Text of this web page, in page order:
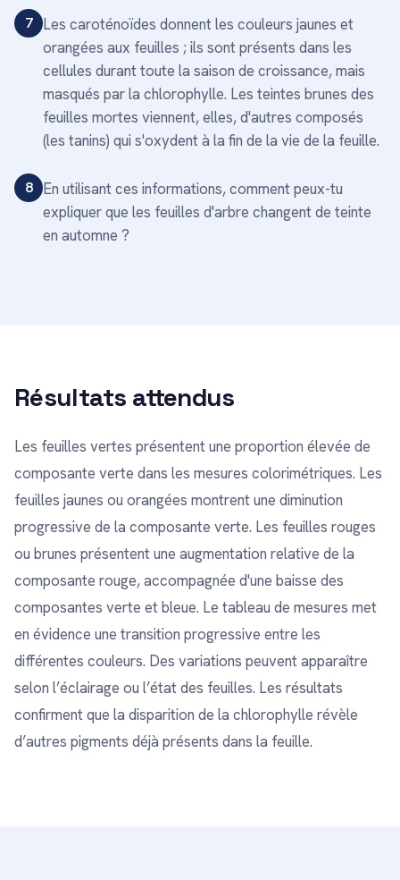
7 Les caroténoïdes donnent les couleurs jaunes et
orangées aux feuilles ; ils sont présents dans les
cellules durant toute la saison de croissance, mais
masqués par la chlorophylle. Les teintes brunes des
feuilles mortes viennent, elles, d'autres composés
(les tanins) qui s'oxydent à la fin de la vie de la feuille.
8 En utilisant ces informations, comment peux-tu
expliquer que les feuilles d'arbre changent de teinte
en automne ?
Résultats attendus
Les feuilles vertes présentent une proportion élevée de
composante verte dans les mesures colorimétriques. Les
feuilles jaunes ou orangées montrent une diminution
progressive de la composante verte. Les feuilles rouges
ou brunes présentent une augmentation relative de la
composante rouge, accompagnée d'une baisse des
composantes verte et bleue. Le tableau de mesures met
en évidence une transition progressive entre les
différentes couleurs. Des variations peuvent apparaître
selon l’éclairage ou l’état des feuilles. Les résultats
confirment que la disparition de la chlorophylle révèle
d’autres pigments déjà présents dans la feuille.